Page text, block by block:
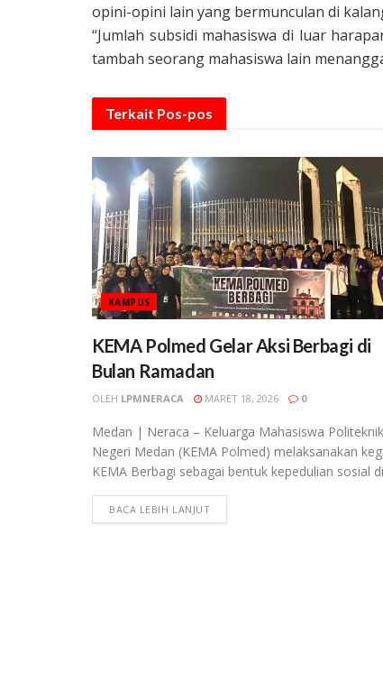
opini-opini lain yang bermunculan di
“Jumlah subsidi mahasiswa di luar
tambah seorang mahasiswa lain
Terkait Pos-pos
KAMPUS
KEMA Polmed Gelar Aksi Berbagi di
Bulan Ramadan
OLEH LPMNERACA MARET 18, 2026 0
Medan | Neraca – Keluarga Mahasiswa Politeknik
Negeri Medan (KEMA Polmed) melaksanakan
KEMA Berbagi sebagai bentuk kepedulian sosial
BACA LEBIH LANJUT